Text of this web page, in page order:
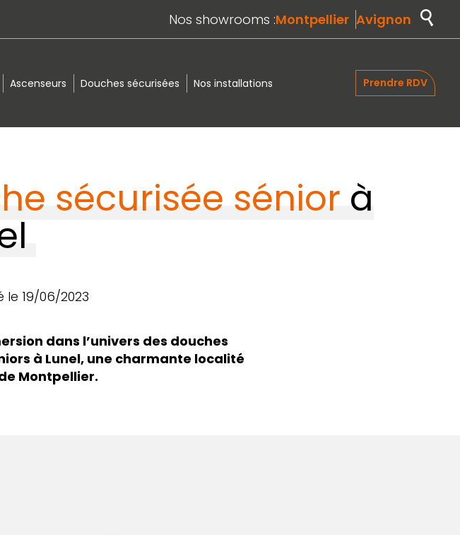
Nos showrooms :Montpellier Avignon
Ascenseurs Douches sécurisées Nos installations Prendre RDV
sécurisée séniorà
le 19/06/2023
dans l’univers des douches
à Lunel, une charmante localité
Montpellier.